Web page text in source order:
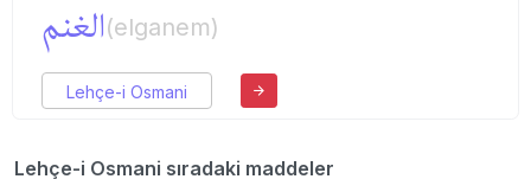
الغنم(elganem)
Lehçe-i Osmani
Lehçe-i Osmani sıradaki maddeler